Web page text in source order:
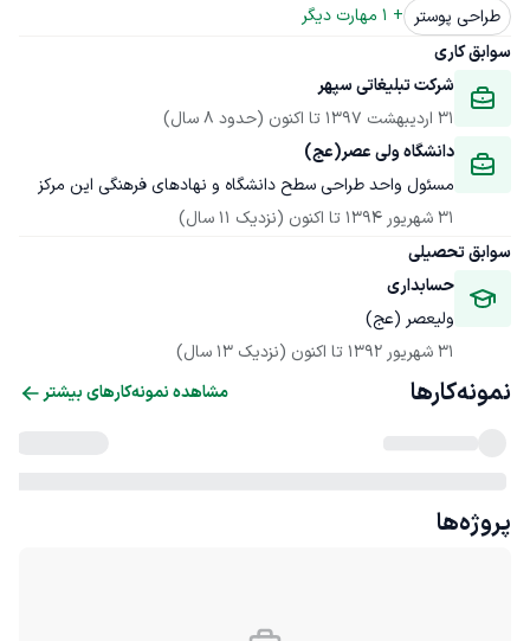
طراحی پوستر +
1 مهارت دیگر
سوابق کاری
شرکت تبلیغاتی سپهر
31 اردیبهشت 1397
تا اکنون (حدود 8 سال)
دانشگاه ولی عصر(عج)
مسئول واحد طراحی سطح دانشگاه و نهادهای فرهنگی این مرکز
31 شهریور 1394
تا اکنون (نزدیک 11 سال)
سوابق تحصیلی
حسابداری
ولیعصر (عج)
31 شهریور 1392
تا اکنون (نزدیک 13 سال)
نمونه‌کارها مشاهده نمونه‌کارهای بیشتر
پروژه‌ها